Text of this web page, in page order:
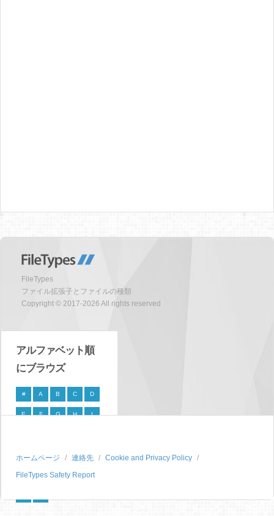
FileTypes
ファイル拡張子とファイルの種類
Copyright © 2017-2026 All rights reserved
アルファベット順
にブラウズ
# A B C D
E F G H I
P Q R S
T U V W X
ホームページ 連絡先
Cookie and Privacy Policy
FileTypes Safety Report